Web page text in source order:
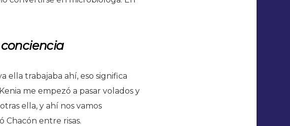
ella trabajaba ahí, eso significa
me empezó a pasar volados y
ella, y ahí nos vamos
Chacón entre risas.